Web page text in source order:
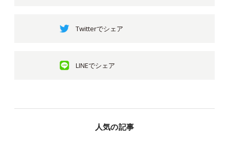
Twitterでシェア
LINEでシェア
人気の記事